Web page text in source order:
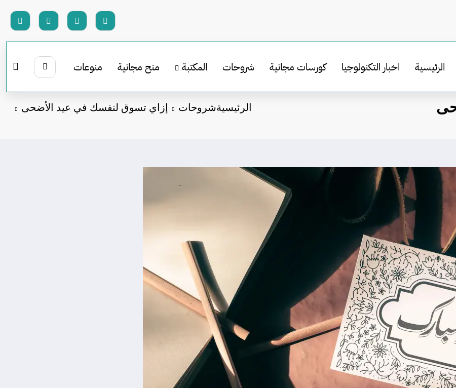
الرئيسية اخبار التكنولوجيا كورسات مجانية شروحات المكتبة منح مجانية منوعات
الرئيسيةشروحات إزاي تسوق لنفسك في عيد الأضحى